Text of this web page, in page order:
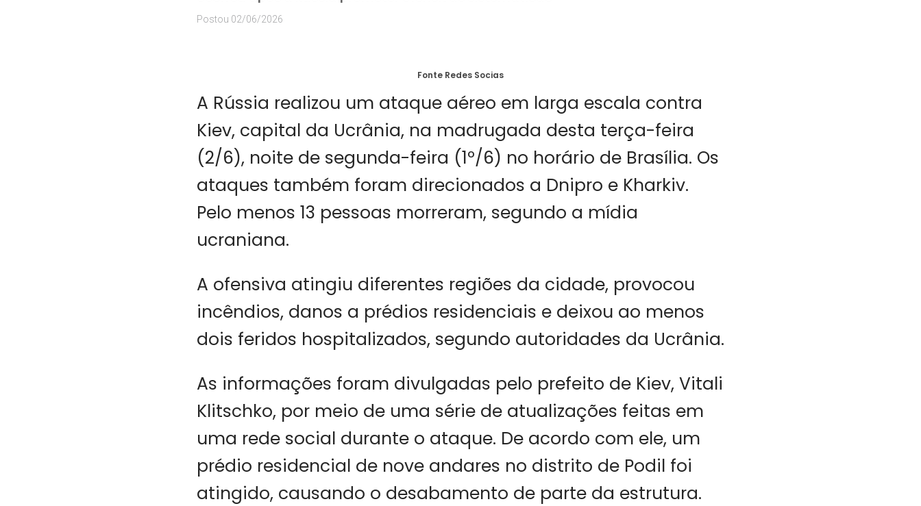
Postou 02/06/2026
Fonte Redes Socias
A Rússia realizou um ataque aéreo em larga escala contra
Kiev, capital da Ucrânia, na madrugada desta terça-feira
(2/6), noite de segunda-feira (1º/6) no horário de Brasília. Os
ataques também foram direcionados a Dnipro e Kharkiv.
Pelo menos 13 pessoas morreram, segundo a mídia
ucraniana.
A ofensiva atingiu diferentes regiões da cidade, provocou
incêndios, danos a prédios residenciais e deixou ao menos
dois feridos hospitalizados, segundo autoridades da Ucrânia.
As informações foram divulgadas pelo prefeito de Kiev, Vitali
Klitschko, por meio de uma série de atualizações feitas em
uma rede social durante o ataque. De acordo com ele, um
prédio residencial de nove andares no distrito de Podil foi
atingido, causando o desabamento de parte da estrutura.